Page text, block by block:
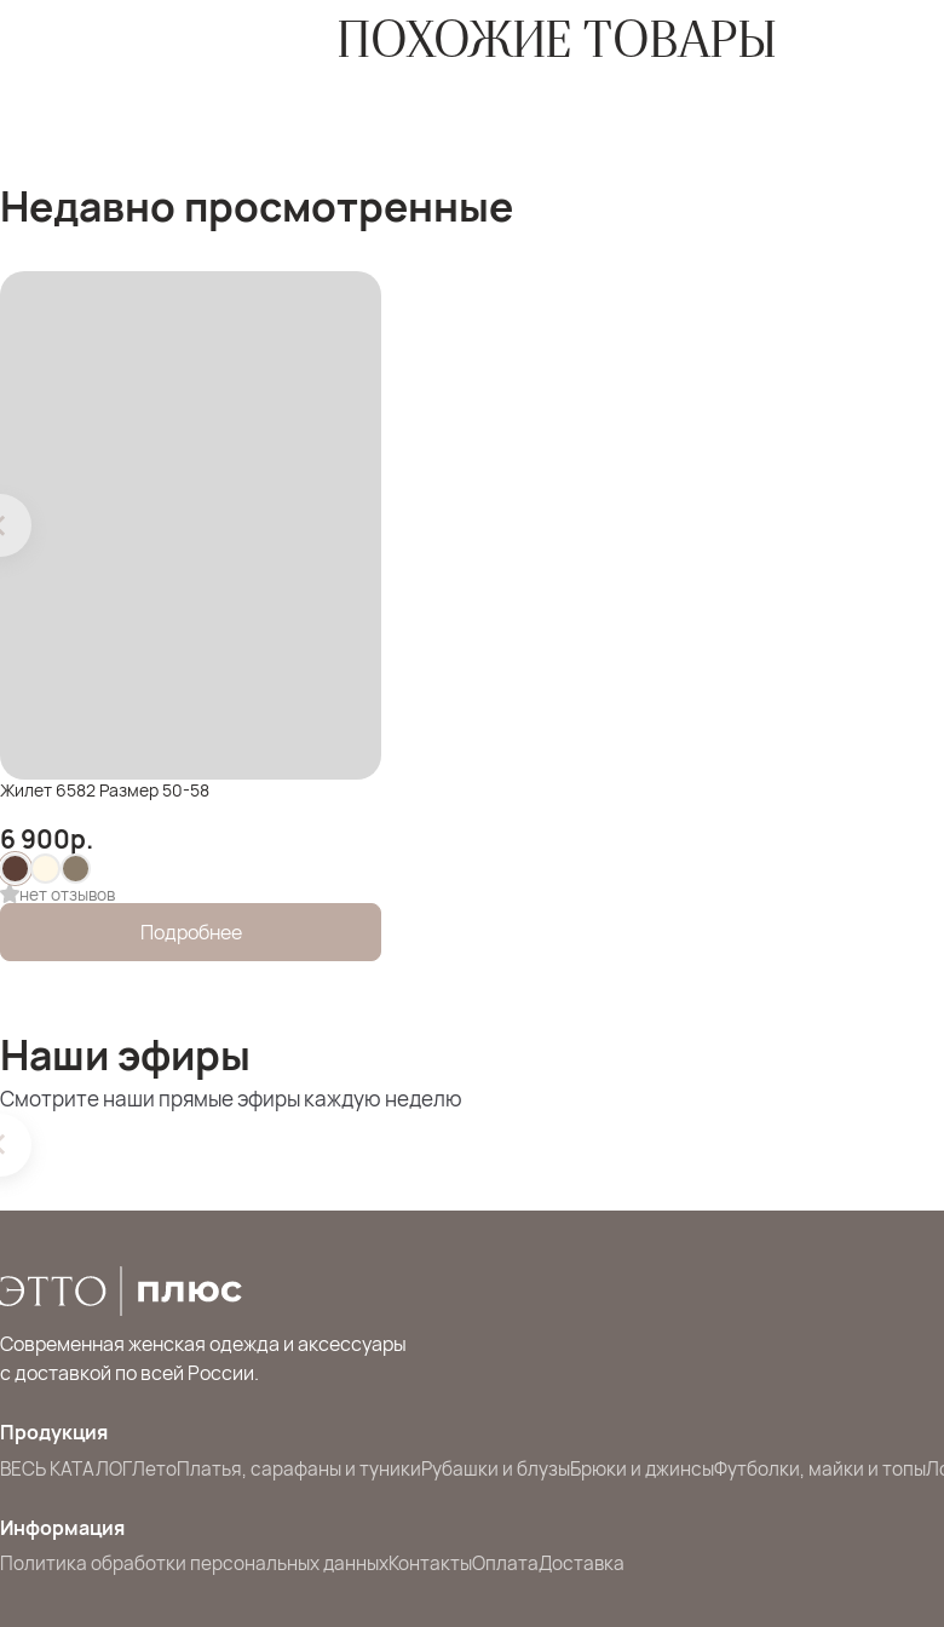
ПОХОЖИЕ ТОВАРЫ
Недавно просмотренные
Жилет 6582 Размер 50-58
6 900р.
нет отзывов
Подробнее
Наши эфиры
Смотрите наши прямые эфиры каждую неделю
Современная женская одежда и аксессуары
с доставкой по всей России.
Продукция
ВЕСЬ КАТАЛОГЛетоПлатья, сарафаны и туникиРубашки и блузыБрюки и джинсыФутболки, майки и топы
Информация
Политика обработки персональных данныхКонтактыОплатаДоставка